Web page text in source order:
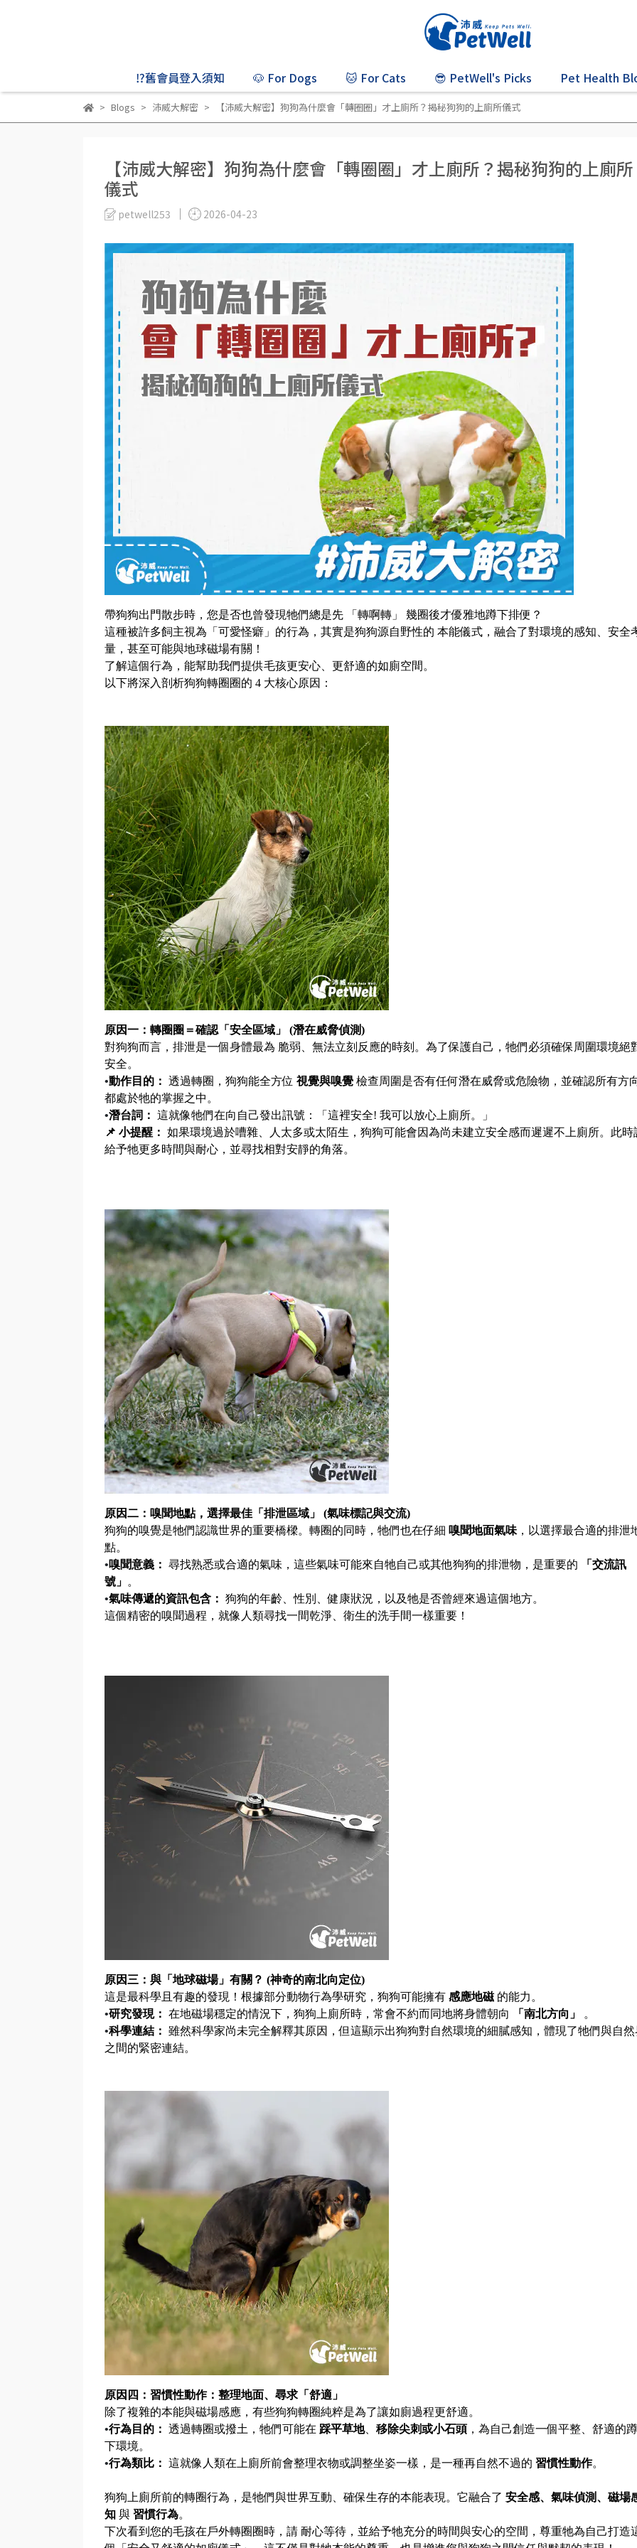
⁉️舊會員登入須知 🐶 For Dogs 🐱 For Cats 😎 PetWell's Picks Pet Health
Blogs 沛威大解密 【沛威大解密】狗狗為什麼會「轉圈圈」才上廁所？揭秘狗狗的上廁所儀式
【沛威大解密】狗狗為什麼會「轉圈圈」才上廁所？揭秘狗狗的上廁所
儀式
petwell253 2026-04-23
帶狗狗出門散步時，您是否也曾發現牠們總是先 「轉啊轉」
幾圈後才優雅地蹲下排便？
這種被許多飼主視為「可愛怪癖」的行為，其實是狗狗源自野性的 本能儀式，融合了對環境的感知、安全
量，甚至可能與地球磁場有關！
了解這個行為，能幫助我們提供毛孩更安心、更舒適的如廁空間。
以下將深入剖析狗狗轉圈圈的 4 大核心原因：
原因一：轉圈圈＝確認「安全區域」 (潛在威脅偵測)
對狗狗而言，排泄是一個身體最為 脆弱、無法立刻反應的時刻。為了保護自己，牠們必須確保周圍環境絕
安全。
•動作目的： 透過轉圈，狗狗能全方位 視覺與嗅覺 檢查周圍是否有任何潛在威脅或危險物，並確認所有方
都處於牠的掌握之中。
•潛台詞： 這就像牠們在向自己發出訊號：「這裡安全! 我可以放心上廁所。」
📌 小提醒： 如果環境過於嘈雜、人太多或太陌生，狗狗可能會因為尚未建立安全感而遲遲不上廁所。此時
給予牠更多時間與耐心，並尋找相對安靜的角落。
原因二：嗅聞地點，選擇最佳「排泄區域」 (氣味標記與交流)
狗狗的嗅覺是牠們認識世界的重要橋樑。轉圈的同時，牠們也在仔細 嗅聞地面氣味 ，以選擇最合適的排泄
點。
•嗅聞意義： 尋找熟悉或合適的氣味，這些氣味可能來自牠自己或其他狗狗的排泄物，是重要的
「交流訊
號」 。
•氣味傳遞的資訊包含： 狗狗的年齡、性別、健康狀況，以及牠是否曾經來過這個地方。
這個精密的嗅聞過程，就像人類尋找一間乾淨、衛生的洗手間一樣重要！
原因三：與「地球磁場」有關？ (神奇的南北向定位)
這是最科學且有趣的發現！根據部分動物行為學研究，狗狗可能擁有 感應地磁的能力。
•研究發現： 在地磁場穩定的情況下，狗狗上廁所時，常會不約而同地將身體朝向 「南北方向」
。
•科學連結： 雖然科學家尚未完全解釋其原因，但這顯示出狗狗對自然環境的細膩感知，體現了牠們與自然
之間的緊密連結。
原因四：習慣性動作：整理地面、尋求「舒適」
除了複雜的本能與磁場感應，有些狗狗轉圈純粹是為了讓如廁過程更舒適。
•行為目的： 透過轉圈或撥土，牠們可能在 踩平草地、 移除尖刺或小石頭 ，為自己創造一個平整、舒適的蹲
下環境。
•行為類比： 這就像人類在上廁所前會整理衣物或調整坐姿一樣，是一種再自然不過的 習慣性動作。
狗狗上廁所前的轉圈行為，是牠們與世界互動、確保生存的本能表現。它融合了 安全感、氣味偵測、磁場
知 與 習慣行為。
下次看到您的毛孩在戶外轉圈圈時，請 耐心等待，並給予牠充分的時間與安心的空間，尊重牠為自己打造